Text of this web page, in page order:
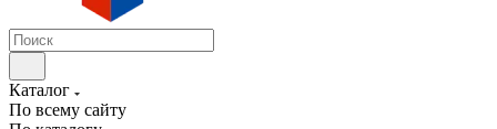
Каталог
По всему сайту